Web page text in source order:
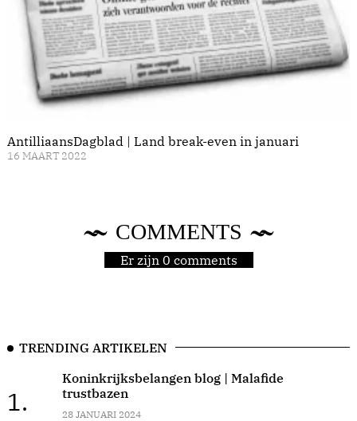
AntilliaansDagblad | Land break-even in januari
16 MAART 2022
COMMENTS
Er zijn 0 comments
TRENDING ARTIKELEN
1.
Koninkrijksbelangen blog | Malafide
trustbazen
28 JANUARI 2024